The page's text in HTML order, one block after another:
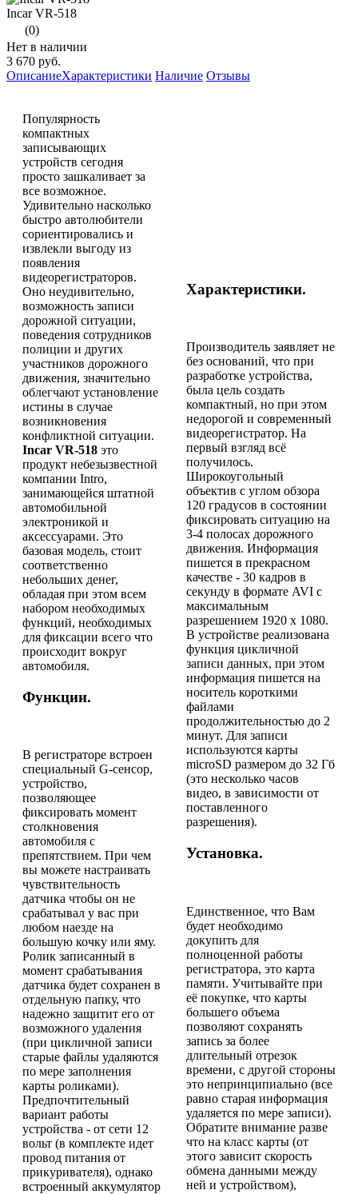
Incar VR-518
(0)
Нет в наличии
3 670 руб.
ОписаниеХарактеристики Наличие Отзывы
Популярность
компактных
записывающих
устройств сегодня
просто зашкаливает за
все возможное.
Удивительно насколько
быстро автолюбители
сориентировались и
извлекли выгоду из
появления
видеорегистраторов.
Оно неудивительно,
возможность записи
дорожной ситуации,
поведения сотрудников
полиции и других
участников дорожного
движения, значительно
облегчают установление
истины в случае
возникновения
конфликтной ситуации.
Incar VR-518 это
продукт небезызвестной
компании Intro,
занимающейся штатной
автомобильной
электроникой и
аксессуарами. Это
базовая модель, стоит
соответственно
небольших денег,
обладая при этом всем
набором необходимых
функций, необходимых
для фиксации всего что
происходит вокруг
автомобиля.
Функции.
В регистраторе встроен
специальный G-сенсор,
устройство,
позволяющее
фиксировать момент
столкновения
автомобиля с
препятствием. При чем
вы можете настраивать
чувствительность
датчика чтобы он не
срабатывал у вас при
любом наезде на
большую кочку или яму.
Ролик записанный в
момент срабатывания
датчика будет сохранен в
отдельную папку, что
надежно защитит его от
возможного удаления
(при цикличной записи
старые файлы удаляются
по мере заполнения
карты роликами).
Предпочтительный
вариант работы
устройства - от сети 12
вольт (в комплекте идет
провод питания от
прикуривателя), однако
встроенный аккумулятор
Характеристики.
Производитель заявляет не
без оснований, что при
разработке устройства,
была цель создать
компактный, но при этом
недорогой и современный
видеорегистратор. На
первый взгляд всё
получилось.
Широкоугольный
объектив с углом обзора
120 градусов в состоянии
фиксировать ситуацию на
3-4 полосах дорожного
движения. Информация
пишется в прекрасном
качестве - 30 кадров в
секунду в формате AVI с
максимальным
разрешением 1920 х 1080.
В устройстве реализована
функция цикличной
записи данных, при этом
информация пишется на
носитель короткими
файлами
продолжительностью до 2
минут. Для записи
используются карты
microSD размером до 32 Гб
(это несколько часов
видео, в зависимости от
поставленного
разрешения).
Установка.
Единственное, что Вам
будет необходимо
докупить для
полноценной работы
регистратора, это карта
памяти. Учитывайте при
её покупке, что карты
большего объема
позволяют сохранять
запись за более
длительный отрезок
времени, с другой стороны
это непринципиально (все
равно старая информация
удаляется по мере записи).
Обратите внимание разве
что на класс карты (от
этого зависит скорость
обмена данными между
ней и устройством),